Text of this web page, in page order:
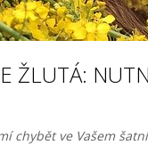
ŽLUTÁ:
chybět ve Vašem